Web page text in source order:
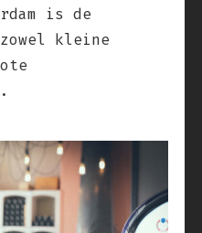
is de
kleine